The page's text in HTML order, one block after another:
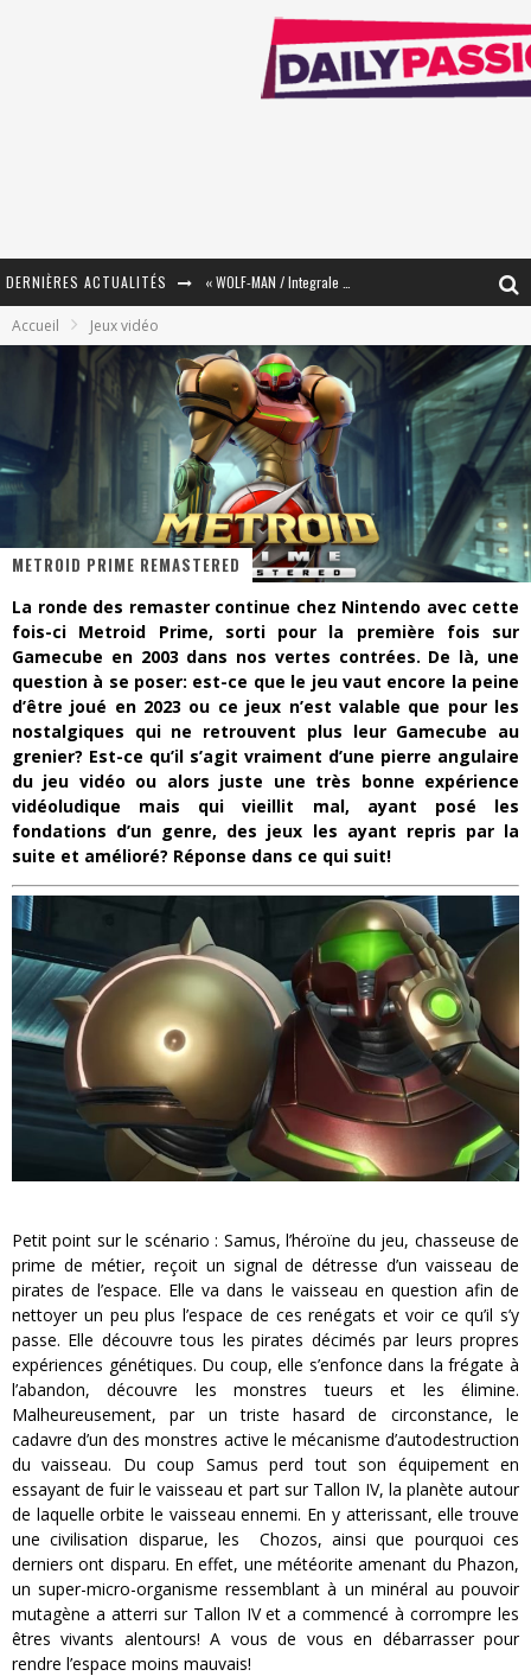
DERNIÈRES ACTUALITÉS
« Le Béton et le Bambou / Propositions pour Mayotte et le Monde. » - Améliorations !
Star Fox
« MOFUSAND / Parler Japonais » – Des Expressions Pratiques !
« Dr Wertham / L’homme qui étudia les tueurs en série » - Un Métier à Risque !
Assassin's Creed Black Flag Resynced
« Le Vent dand les Saules » - Une Belle Histoire !
« Damn Them All » - Un duo de Choc !
Yoshi and the mysterious book
« WOLF-MAN / Integrale Tomes 1 et 2 » - Cruelle Vengeance !
Accueil Jeux vidéo
METROID PRIME REMASTERED
La ronde des remaster continue chez Nintendo avec cette
fois-ci Metroid Prime, sorti pour la première fois sur
Gamecube en 2003 dans nos vertes contrées. De là, une
question à se poser: est-ce que le jeu vaut encore la peine
d’être joué en 2023 ou ce jeux n’est valable que pour les
nostalgiques qui ne retrouvent plus leur Gamecube au
grenier? Est-ce qu’il s’agit vraiment d’une pierre angulaire
du jeu vidéo ou alors juste une très bonne expérience
vidéoludique mais qui vieillit mal, ayant posé les
fondations d’un genre, des jeux les ayant repris par la
suite et amélioré? Réponse dans ce qui suit!
Petit point sur le scénario : Samus, l’héroïne du jeu, chasseuse de
prime de métier, reçoit un signal de détresse d’un vaisseau de
pirates de l’espace. Elle va dans le vaisseau en question afin de
nettoyer un peu plus l’espace de ces renégats et voir ce qu’il s’y
passe. Elle découvre tous les pirates décimés par leurs propres
expériences génétiques. Du coup, elle s’enfonce dans la frégate à
l’abandon, découvre les monstres tueurs et les élimine.
Malheureusement, par un triste hasard de circonstance, le
cadavre d’un des monstres active le mécanisme d’autodestruction
du vaisseau. Du coup Samus perd tout son équipement en
essayant de fuir le vaisseau et part sur Tallon IV, la planète autour
de laquelle orbite le vaisseau ennemi. En y atterissant, elle trouve
une civilisation disparue, les Chozos, ainsi que pourquoi ces
derniers ont disparu. En effet, une météorite amenant du Phazon,
un super-micro-organisme ressemblant à un minéral au pouvoir
mutagène a atterri sur Tallon IV et a commencé à corrompre les
êtres vivants alentours! A vous de vous en débarrasser pour
rendre l’espace moins mauvais!